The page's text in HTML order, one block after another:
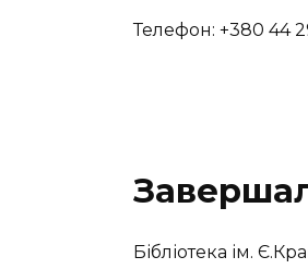
Телефон: +380 44
Бібліотека ім.